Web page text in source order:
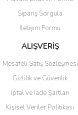
hatalar bulunuyor.
sitelerden daha pahalı.
farklı alternatifler olmalı.
Gönder
Sipariş Sorgula
İletişim Formu
ALIŞVERİŞ
Mesafeli Satış Sözleşmesi
Gizlilik ve Güvenlik
İptal ve İade Şartları
Kişisel Veriler Politikası